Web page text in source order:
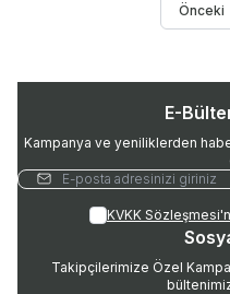
Önceki
E-
Kampanya ve yeniliklerden
KVKK
Takipçilerimize Özel